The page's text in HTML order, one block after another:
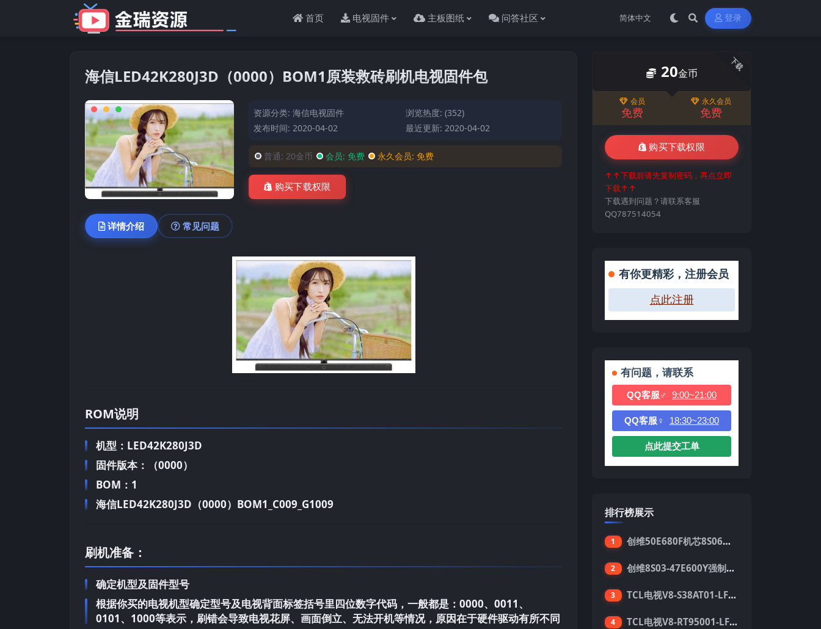
首页 电视固件 主板图纸 问答社区 登录
海信LED42K280J3D（0000）BOM1原装救砖刷机电视固件包
资源分类:海信电视固件
浏览热度: (352)
发布时间: 2020-04-02
最近更新: 2020-04-02
普通: 20金币 会员: 免费 永久会员:免费
购买下载权限
详情介绍 常见问题
ROM说明
机型：LED42K280J3D
固件版本：（0000）
BOM：1
海信LED42K280J3D（0000）BOM1_C009_G1009
刷机准备：
确定机型及固件型号
根据你买的电视机型确定型号及电视背面标签括号里四位数字代码，一般都是：0000、0011、
0101、1000等表示，刷错会导致电视花屏、画面倒立、无法开机等情况，原因在于硬件驱动有所不同
下载
20金币
会员
免费
永久会员
免费
购买下载权限
↑↑下载前请先复制密码，再点立即
下载↑↑
下载遇到问题？请联系客服
QQ787514054
有你更精彩，注册会员
点此注册
有问题，请联系
QQ客服♂ 9:00~21:00
QQ客服♀ 18:30~23:00
点此提交工单
排行榜展示
1 创维50E680F机芯8S06强制升级刷机包
2 创维8S03-47E600Y强制升级软件刷机电视固件包
3 TCL电视V8-S38AT01-LF1V123版本强刷电视固件包下载
4 TCL电视V8-RT95001-LF1V215版本强刷电视固件包下载